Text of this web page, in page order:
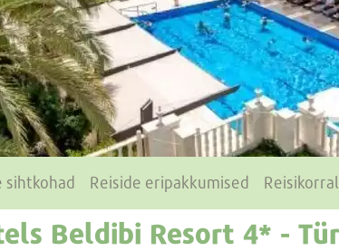
sihtkohad Reiside eripakkumised
Beldibi Resort 4* -